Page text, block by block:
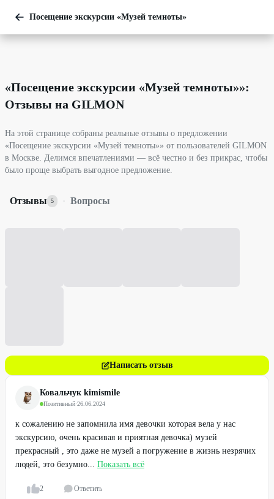
Посещение экскурсии «Музей темноты»
«Посещение экскурсии «Музей темноты»»:
Отзывы на GILMON
На этой странице собраны реальные отзывы о предложении
«Посещение экскурсии «Музей темноты»» от пользователей GILMON
в Москве. Делимся впечатлениями — всё честно и без прикрас, чтобы
было проще выбрать выгодное предложение.
Отзывы 5 · Вопросы
Написать отзыв
Ковальчук kimismile
Позитивный·26.06.2024
к сожалению не запомнила имя девочки которая вела у нас
экскурсию, очень красивая и приятная девочка) музей
прекрасный , это даже не музей а погружение в жизнь незрячих
людей, это безумно... Показать всё
2 Ответить